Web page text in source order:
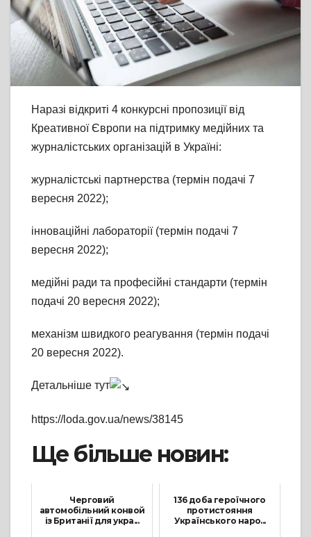
Наразі відкриті 4 конкурсні пропозиції від
Креативної Європи на підтримку медійних та
журналістських організацій в Україні:
журналістські партнерства (термін подачі 7
вересня 2022);
інноваційні лабораторії (термін подачі 7
вересня 2022);
медійні ради та професійні стандарти (термін
подачі 20 вересня 2022);
механізм швидкого реагування (термін подачі
20 вересня 2022).
Детальніше тут
https://loda.gov.ua/news/38145
Ще більше новин:
Черговий
автомобільний конвой
із Британії для укра...
136 доба героїчного
протистояння
Українського наро...